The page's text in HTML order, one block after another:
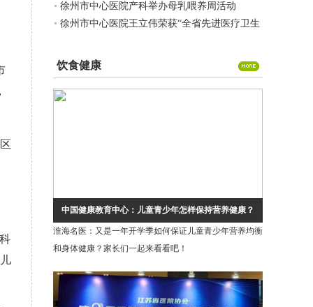
术交流，书写医疗协作新篇章
徐州市中心医院产科举办母乳喂养周活动
徐州市中心医院王立伟荣获“全省先进医疗卫生
饮食健康
中国健康教育中心：儿童青少年怎样保持营养健康？
淮海名医：又是一年开学季如何保证儿童青少年营养均衡
和身体健康？家长们一起来看看吧！